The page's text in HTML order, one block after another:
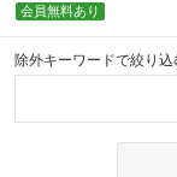
会員無料あり
除外キーワードで絞り込